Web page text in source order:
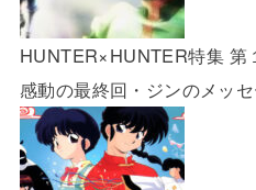
HUNTER×HUNTER特集
感動の最終回・ジンのメッ